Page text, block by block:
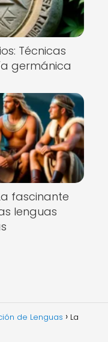
Técnicas
germánica
fascinante
lenguas
de Lenguas La